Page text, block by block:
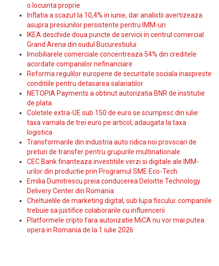
o locuinta proprie
Inflatia a scazut la 10,4% in iunie, dar analistii avertizeaza
asupra presiunilor persistente pentru IMM-uri
IKEA deschide doua puncte de servicii in centrul comercial
Grand Arena din sudul Bucurestiului
Imobiliarele comerciale concentreaza 54% din creditele
acordate companiilor nefinanciare
Reforma regulilor europene de securitate sociala inaspreste
conditiile pentru detasarea salariatilor
NETOPIA Payments a obtinut autorizatia BNR de institutie
de plata
Coletele extra-UE sub 150 de euro se scumpesc din iulie:
taxa vamala de trei euro pe articol, adaugata la taxa
logistica
Transformarile din industria auto ridica noi provocari de
preturi de transfer pentru grupurile multinationale
CEC Bank finanteaza investitiile verzi si digitale ale IMM-
urilor din productie prin Programul SME Eco-Tech
Emilia Dumitrescu preia conducerea Deloitte Technology
Delivery Center din Romania
Cheltuielile de marketing digital, sub lupa fiscului: companiile
trebuie sa justifice colaborarile cu influencerii
Platformele cripto fara autorizatie MiCA nu vor mai putea
opera in Romania de la 1 iulie 2026